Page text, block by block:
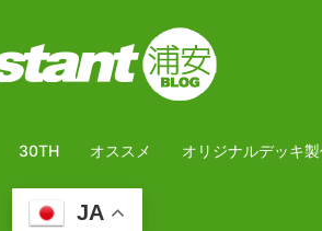
30TH オススメ オリジナルデッキ
JA